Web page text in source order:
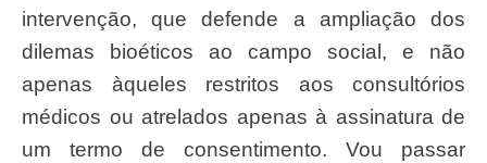
intervenção, que defende a ampliação dos
dilemas bioéticos ao campo social, e não
apenas àqueles restritos aos consultórios
médicos ou atrelados apenas à assinatura de
um termo de consentimento. Vou passar